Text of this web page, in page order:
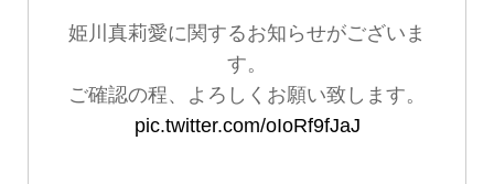
姫川真莉愛に関するお知らせがございま
す。
ご確認の程、よろしくお願い致します。
pic.twitter.com/oIoRf9fJaJ